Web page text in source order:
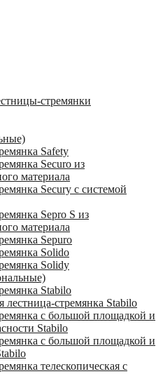
стремянки
Safety
Securo из
материала
Secury с системой
Sepro S из
материала
Sepuro
Solido
Solidy
Stabilo
лестница-стремянка Stabilo
с большой площадкой и
Stabilo
с большой площадкой и
телескопическая с